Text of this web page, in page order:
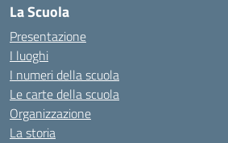
La Scuola
Presentazione
I luoghi
I numeri della scuola
Le carte della scuola
Organizzazione
La storia